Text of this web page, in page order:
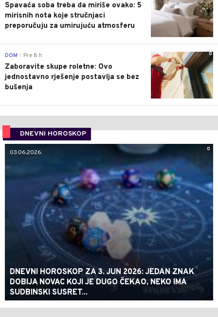
Spavaća soba treba da miriše ovako: 5
mirisnih nota koje stručnjaci
preporučuju za umirujuću atmosferu
0
DOM Pre 8 h
Zaboravite skupe roletne: Ovo
jednostavno rješenje postavlja se bez
bušenja
DNEVNI HOROSKOP
0
03.06.2026.
DNEVNI HOROSKOP ZA 3. JUN 2026: JEDAN ZNAK
DOBIJA NOVAC KOJI JE DUGO ČEKAO, NEKO IMA
SUDBINSKI SUSRET...